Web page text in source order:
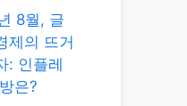
8월, 글
제의 뜨거
: 인플레
은?